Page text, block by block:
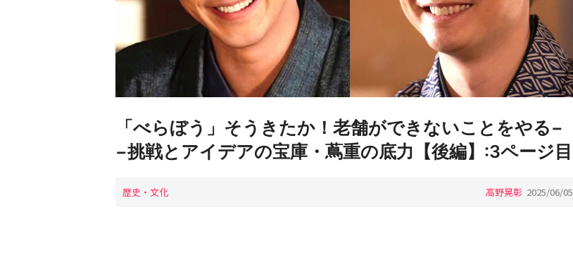
「べらぼう」そうきたか！老舗ができないことをやる−
−挑戦とアイデアの宝庫・蔦重の底力【後編】:3ページ目
歴史・文化 高野晃彰 2025/06/05